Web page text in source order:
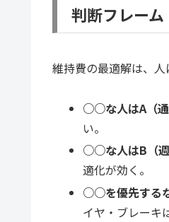
判断フレー
維持費の最適解は、人
○○な人はA（通
い。
○○な人はB（週
適化が効く。
○○を優先する
イヤ・ブレーキ